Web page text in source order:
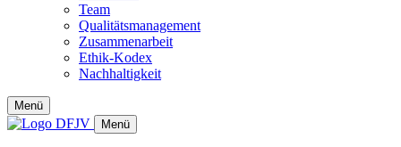
Team
Qualitätsmanagement
Zusammenarbeit
Ethik-Kodex
Nachhaltigkeit
Menü
Menü